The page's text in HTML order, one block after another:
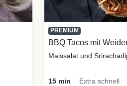
PREMIUM
BBQ Tacos mit
Maissalat und
15 min Extra schnell